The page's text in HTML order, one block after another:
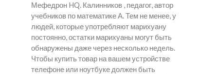
Мефедрон HQ. Калинников , педагог, автор
учебников по математике А. Тем не менее, у
людей, которые употребляют марихуану
постоянно, остатки марихуаны могут быть
обнаружены даже через несколько недель.
Чтобы купить товар на вашем устройстве
телефоне или ноутбуке должен быть